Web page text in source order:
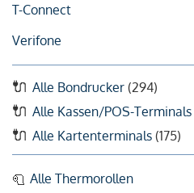
T-Connect
Verifone
Alle Bondrucker (294)
Alle Kassen/POS-Terminals
Alle Kartenterminals (175)
Alle Thermorollen